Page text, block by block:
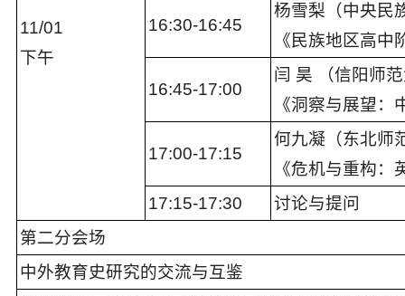
11/01
下午
16:30-16:45
杨雪梨（中央民
《民族地区高
16:45-17:00
闫 昊 （信阳师
《洞察与展望
17:00-17:15
何九凝（东北师
《危机与重构
17:15-17:30
讨论与提问
第二分会场
中外教育史研究的交流与互鉴